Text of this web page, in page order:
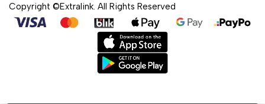
Copyright ©Extralink. All Rights Reserved